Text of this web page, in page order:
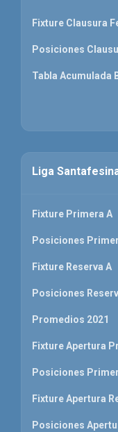
Fixture Clausura
Posiciones
Tabla Acumulada
Liga
Fixture Primera A
Posiciones
Fixture Reserva A
Posiciones
Promedios 2021
Fixture Apertura
Posiciones
Fixture Apertura
Posiciones